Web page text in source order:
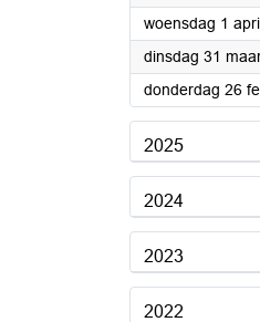
woensdag 1
dinsdag 31
donderdag 26
2025
2024
2023
2022